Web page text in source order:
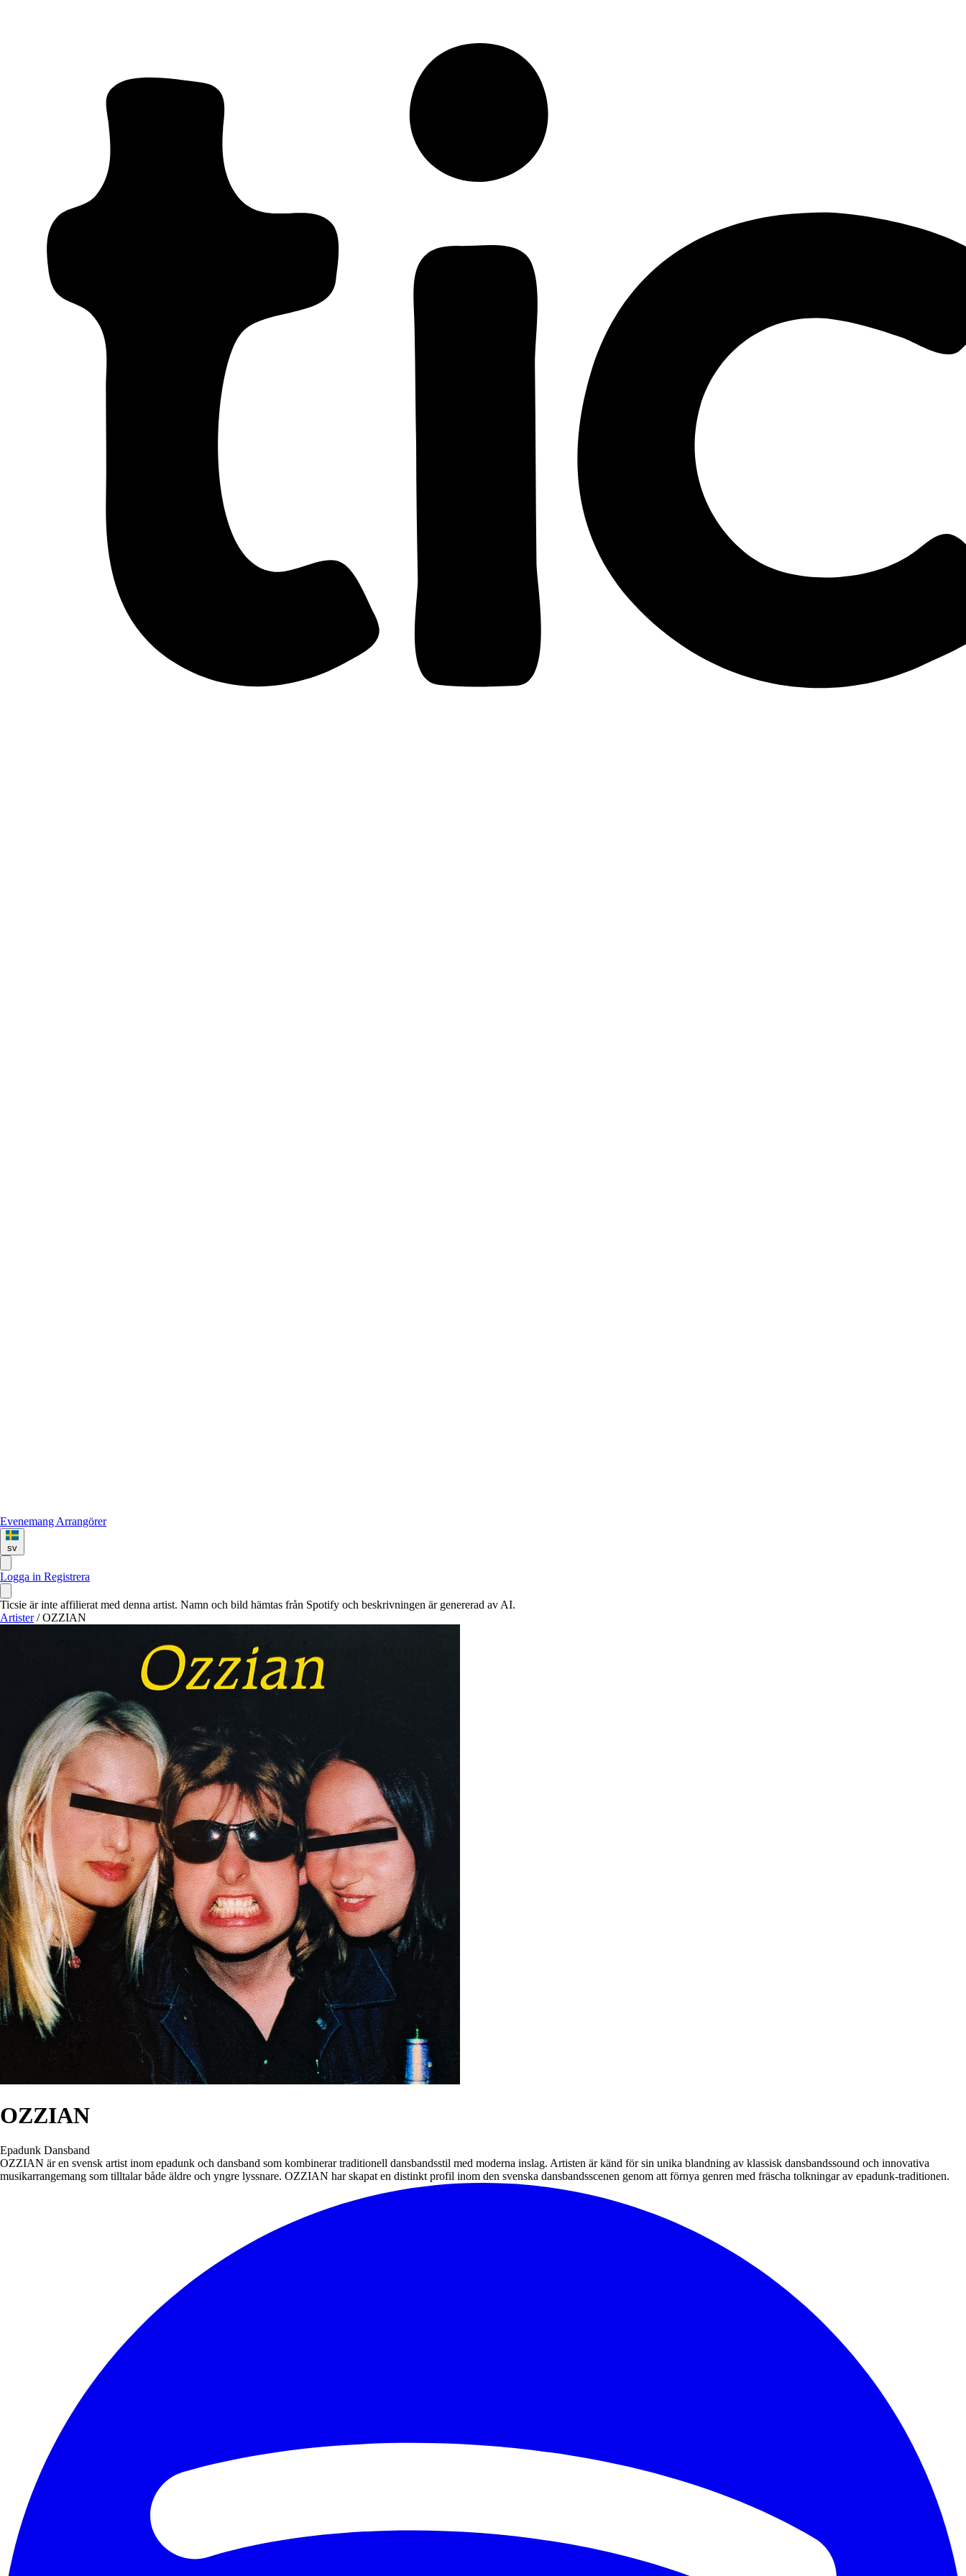
Evenemang Arrangörer
sv
Logga in Registrera
Ticsie är inte affilierat med denna artist. Namn och bild hämtas från Spotify och beskrivningen är genererad av AI.
Artister / OZZIAN
OZZIAN
Epadunk Dansband
OZZIAN är en svensk artist inom epadunk och dansband som kombinerar traditionell dansbandsstil med moderna inslag. Artisten är känd för sin unika blandning av klassisk dansbandssound och innovativa
musikarrangemang som tilltalar både äldre och yngre lyssnare. OZZIAN har skapat en distinkt profil inom den svenska dansbandsscenen genom att förnya genren med fräscha tolkningar av epadunk-traditionen.